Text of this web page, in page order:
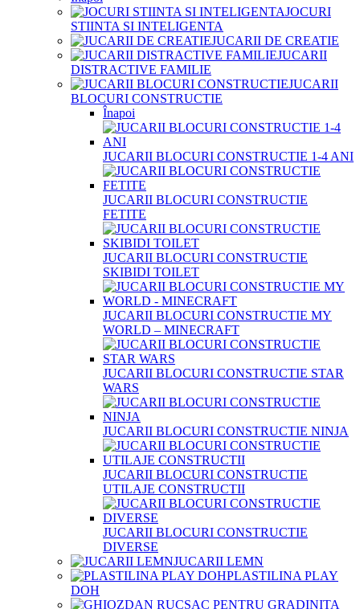
JOCURI
STIINTA SI INTELIGENTA
JUCARII DE CREATIE
JUCARII
DISTRACTIVE FAMILIE
JUCARII
BLOCURI CONSTRUCTIE
Înapoi
JUCARII BLOCURI CONSTRUCTIE 1-4 ANI
JUCARII BLOCURI CONSTRUCTIE
FETITE
JUCARII BLOCURI CONSTRUCTIE
SKIBIDI TOILET
JUCARII BLOCURI CONSTRUCTIE MY
WORLD – MINECRAFT
JUCARII BLOCURI CONSTRUCTIE STAR
WARS
JUCARII BLOCURI CONSTRUCTIE NINJA
JUCARII BLOCURI CONSTRUCTIE
UTILAJE CONSTRUCTII
JUCARII BLOCURI CONSTRUCTIE
DIVERSE
JUCARII LEMN
PLASTILINA PLAY
DOH